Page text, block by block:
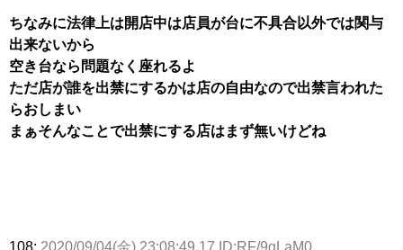
ちなみに法律上は開店中は店員が台に不具合以外では関与
出来ないから
空き台なら問題なく座れるよ
ただ店が誰を出禁にするかは店の自由なので出禁言われた
らおしまい
まぁそんなことで出禁にする店はまず無いけどね